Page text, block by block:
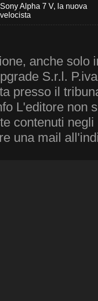
Sony Alpha 7 V, la nuova
velocista
anche solo
S.r.l.
presso il
L'editore non
contenuti
una mail